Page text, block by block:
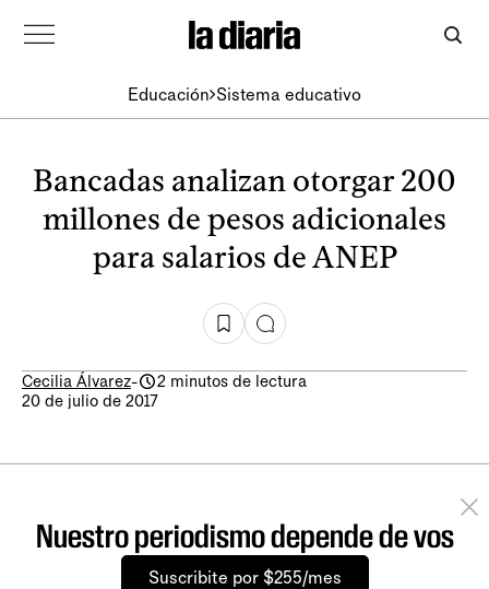
Educación Sistema educativo
Bancadas analizan otorgar 200
millones de pesos adicionales
para salarios de ANEP
Cecilia Álvarez-
2 minutos de lectura
20 de julio de 2017
Nuestro periodismo depende de vos
Suscribite por $255/mes